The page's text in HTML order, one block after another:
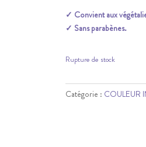
✓ Convient aux
✓ Sans parabènes.
Rupture de stock
Catégorie : COULEUR